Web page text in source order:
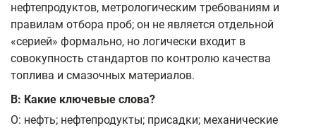
нефтепродуктов, метрологическим требованиям и
правилам отбора проб; он не является отдельной
«серией» формально, но логически входит в
совокупность стандартов по контролю качества
топлива и смазочных материалов.
В: Какие ключевые слова?
О: нефть; нефтепродукты; присадки; механические